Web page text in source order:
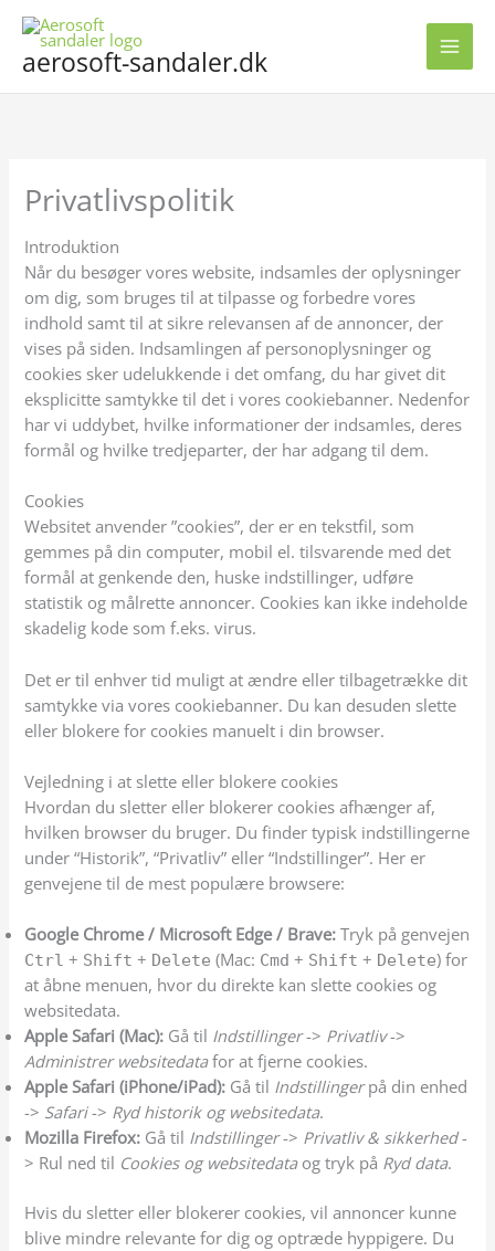
indholdet
aerosoft-sandaler.dk
Privatlivspolitik
Introduktion
Når du besøger vores website, indsamles der oplysninger
om dig, som bruges til at tilpasse og forbedre vores
indhold samt til at sikre relevansen af de annoncer, der
vises på siden. Indsamlingen af personoplysninger og
cookies sker udelukkende i det omfang, du har givet dit
eksplicitte samtykke til det i vores cookiebanner. Nedenfor
har vi uddybet, hvilke informationer der indsamles, deres
formål og hvilke tredjeparter, der har adgang til dem.
Cookies
Websitet anvender ”cookies”, der er en tekstfil, som
gemmes på din computer, mobil el. tilsvarende med det
formål at genkende den, huske indstillinger, udføre
statistik og målrette annoncer. Cookies kan ikke indeholde
skadelig kode som f.eks. virus.
Det ertil enhver tid muligt at ændre eller tilbagetrække dit
samtykke via vores cookiebanner. Du kan desuden slette
eller blokere for cookies manuelt i din browser.
Vejledning i at slette eller blokere cookies
Hvordan du sletter eller blokerer cookies afhænger af,
hvilken browser du bruger. Du finder typisk indstillingerne
under “Historik”, “Privatliv” eller “Indstillinger”. Her er
genvejene til de mest populære browsere:
Google Chrome / Microsoft Edge / Brave: Tryk på genvejen
Ctrl + Shift + Delete (Mac: Cmd + Shift + Delete) for
at åbne menuen, hvor du direkte kan slette cookies og
websitedata.
Apple Safari (Mac): Gå til Indstillinger-> Privatliv->
Administrer websitedatafor at fjerne cookies.
Apple Safari (iPhone/iPad): Gå til Indstillingerpå din enhed
-> Safari-> Ryd historik og websitedata.
Mozilla Firefox: Gå til Indstillinger-> Privatliv & sikkerhed-
> Rul ned til Cookies og websitedataog tryk på Ryd data.
Hvis du sletter eller blokerer cookies, vil annoncer kunne
blive mindre relevante for dig og optræde hyppigere. Du